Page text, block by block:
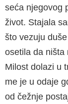
seća njegovog
život. Stajala
što vezuju
osetila da ništa
Milost dolazi u
me je u odaje
od čežnje